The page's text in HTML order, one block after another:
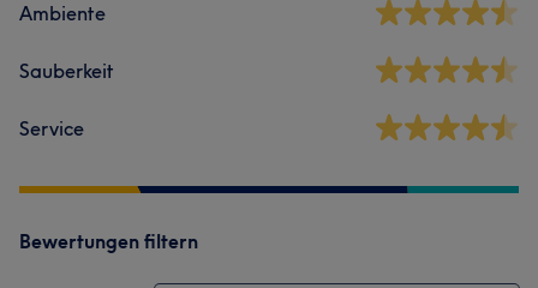
Ambiente
Sauberkeit
Service
Bewertungen filtern